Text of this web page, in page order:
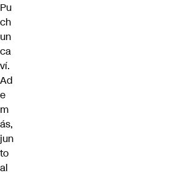
Pu
ch
un
ca
ví.
Ad
e
m
ás,
jun
to
al